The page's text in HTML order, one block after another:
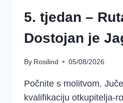
5. tjedan –
Dostojan je
By Rosilind 05/08/2026
Počnite s molitvom.
kvalifikaciju otkupitelja-